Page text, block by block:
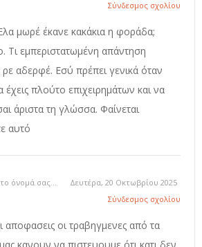
Σύνδεσμος σχολίου
μωρέ έκανε κακάκια η φοράδα;
Τι εμπεριστατωμένη απάντηση
αδερφέ. Εσύ πρέπει γενικά όταν
έχεις πλούτο επιχειρημάτων και να
άριστα τη γλώσσα. Φαίνεται
αυτό
το όνομά σας...
Δευτέρα, 20 Οκτωβρίου 2025
Σύνδεσμος σχολίου
αποφασεις οι τραβηγμενες από τα